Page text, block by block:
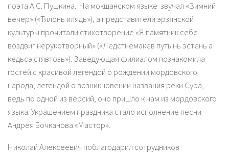
поэта А.С. Пушкина. На мокшанском языке звучал «Зимний
вечер» («Тялонь илядь»), а представители эрзянской
культуры прочитали стихотворение «Я памятник себе
воздвиг нерукотворный» («Ледстнемакев путынь эстень а
кедьсэ стявтозь»). Заведующая филиалом познакомила
гостей с красивой легендой о рождении мордовского
народа, легендой о возникновении названия реки Сура,
ведь по одной из версий, оно пришло к нам из мордовского
языка. Украшением праздника стало исполнение песни
Андрея Бочканова «Мастор».
Николай Алексеевич поблагодарил сотрудников